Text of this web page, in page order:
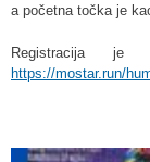
a početna točka je
Registracija je
https://mostar.run/